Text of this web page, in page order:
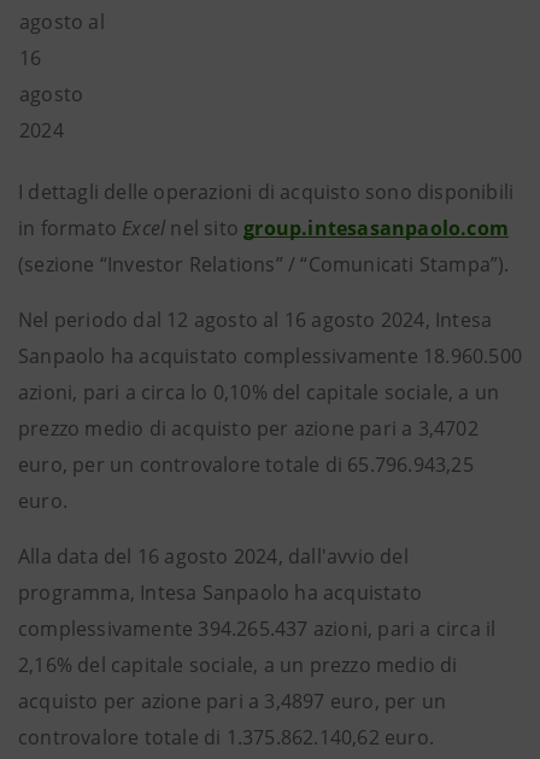
agosto al
16
agosto
2024
I dettagli delle operazioni di acquisto sono disponibili
in formato Excel nel sito group.intesasanpaolo.com
(sezione “Investor Relations” / “Comunicati Stampa”).
Nel periodo dal 12 agosto al 16 agosto 2024, Intesa
Sanpaolo ha acquistato complessivamente 18.960.500
azioni, pari a circa lo 0,10% del capitale sociale, a un
prezzo medio di acquisto per azione pari a 3,4702
euro, per un controvalore totale di 65.796.943,25
euro.
Alla data del 16 agosto 2024, dall'avvio del
programma, Intesa Sanpaolo ha acquistato
complessivamente 394.265.437 azioni, pari a circa il
2,16% del capitale sociale, a un prezzo medio di
acquisto per azione pari a 3,4897 euro, per un
controvalore totale di 1.375.862.140,62 euro.